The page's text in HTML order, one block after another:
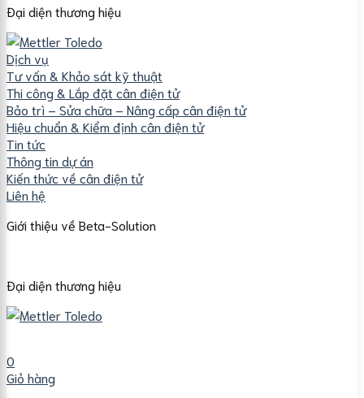
Đại diện thương hiệu
Dịch vụ
Tư vấn & Khảo sát kỹ thuật
Thi công & Lắp đặt cân điện tử
Bảo trì – Sửa chữa – Nâng cấp cân điện tử
Hiệu chuẩn & Kiểm định cân điện tử
Tin tức
Thông tin dự án
Kiến thức về cân điện tử
Liên hệ
Giới thiệu về Beta-Solution
Đại diện thương hiệu
0
Giỏ hàng